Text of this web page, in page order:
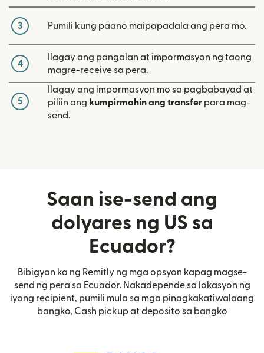
3 Pumili kung paano maipapadala ang pera mo.
4
Ilagay ang pangalan at impormasyon ng taong
magre-receive sa pera.
5
Ilagay ang impormasyon mo sa pagbabayad at
piliin ang kumpirmahin ang transfer para mag-
send.
Saan ise-send ang
dolyares ng US sa
Ecuador?
Bibigyan ka ng Remitly ng mga opsyon kapag magse-
send ng pera sa Ecuador. Nakadepende sa lokasyon ng
iyong recipient, pumili mula sa mga pinagkakatiwalaang
bangko, Cash pickup at deposito sa bangko